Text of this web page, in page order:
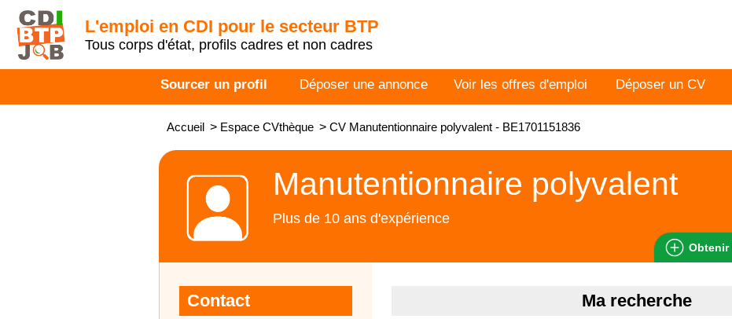
L'emploi en CDI pour le secteur BTP
Tous corps d'état, profils cadres et non cadres
Sourcer un profil Déposer une annonce Voir les offres d'emploi Déposer un CV
Accueil > Espace CVthèque > CV Manutentionnaire polyvalent - BE1701151836
Manutentionnaire polyvalent
Plus de 10 ans d'expérience
Obtenir
Contact Ma recherche